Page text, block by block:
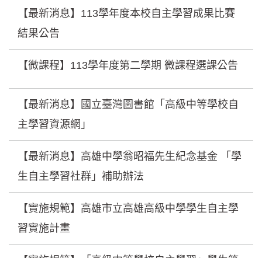
【最新消息】113學年度本校自主學習成果比賽
結果公告
【微課程】113學年度第二學期 微課程選課公告
【最新消息】國立臺灣圖書館「高級中等學校自
主學習資源網」
【最新消息】高雄中學翁昭福先生紀念基金 「學
生自主學習社群」補助辦法
【實施規範】高雄市立高雄高級中學學生自主學
習實施計畫